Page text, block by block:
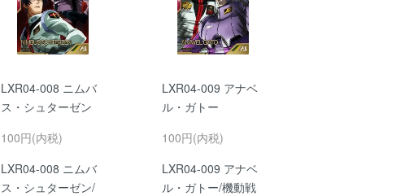
LXR04-008 ニムバ
ス・シュターゼン
100円(内税)
LXR04-008 ニムバ
ス・シュターゼン/
LXR04-009 アナベ
ル・ガトー
100円(内税)
LXR04-009 アナベ
ル・ガトー/機動戦